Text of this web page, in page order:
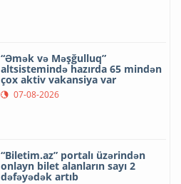
“Əmək və Məşğulluq”
altsistemində hazırda 65 mindən
çox aktiv vakansiya var
07-08-2026
“Biletim.az” portalı üzərindən
onlayn bilet alanların sayı 2
dəfəyədək artıb